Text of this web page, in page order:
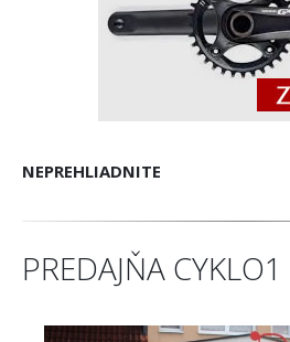
NEPREHLIADNITE
PREDAJŇA CYKLO1